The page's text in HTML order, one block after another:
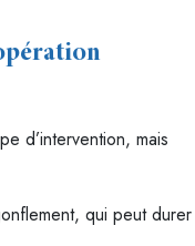
d’intervention, mais
qui peut durer